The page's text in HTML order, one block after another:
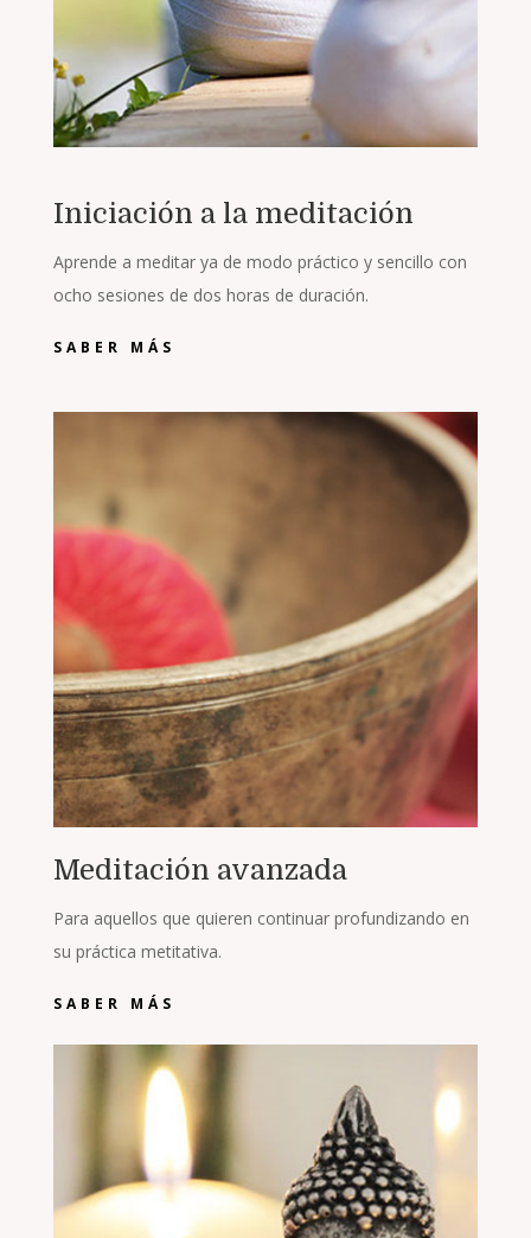
Iniciación a la meditación
Aprende a meditar ya de modo práctico y sencillo con
ocho sesiones de dos horas de duración.
SABER MÁS
Meditación avanzada
Para aquellos que quieren continuar profundizando en
su práctica metitativa.
SABER MÁS